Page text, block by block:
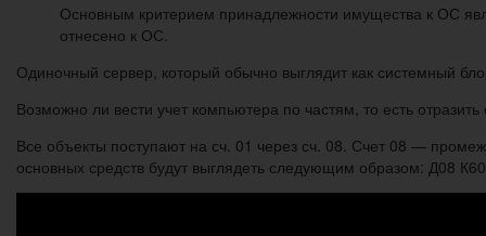
Основным критерием принадлежности имущества к ОС
отнесено к ОС.
Одиночный сервер, который обычно выглядит как системный
Возможно ли вести учет компьютера по частям, то есть
Все объекты поступают на сч. 01 через сч. 08. Счет 08 —
основных средств будут выглядеть следующим образом: Д08